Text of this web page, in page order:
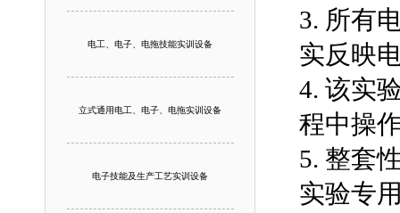
电工、电子、电拖技能实训设备
立式通用电工、电子、电拖实训设备
电子技能及生产工艺实训设备
3. 所有
实反映
4. 该实
程中操
5. 整套
实验专